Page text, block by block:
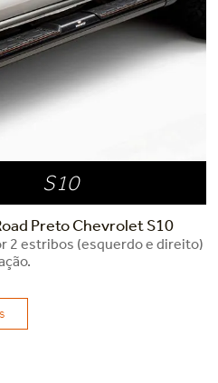
S10
Preto Chevrolet S10
2 estribos (esquerdo e direito)